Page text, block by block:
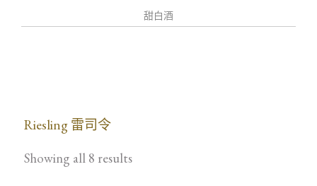
甜白酒
Riesling 雷司令
Showing all 8 results